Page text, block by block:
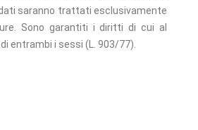
saranno trattati esclusivamente
Sono garantiti i diritti di cui al
entrambi i sessi (L. 903/77).